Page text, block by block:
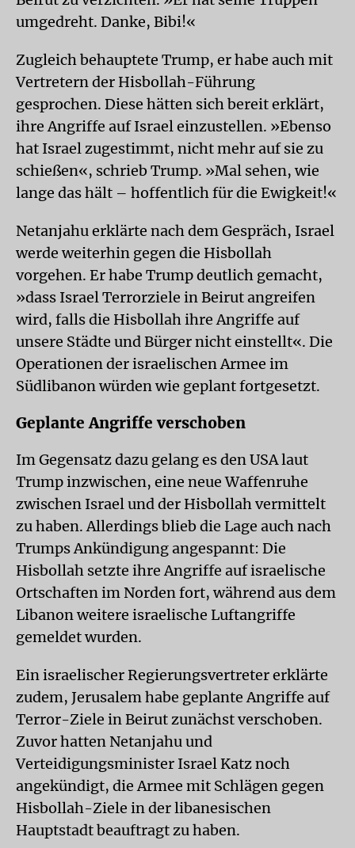
umgedreht. Danke, Bibi!«
Zugleich behauptete Trump, er habe auch mit
Vertretern der Hisbollah-Führung
gesprochen. Diese hätten sich bereit erklärt,
ihre Angriffe auf Israel einzustellen. »Ebenso
hat Israel zugestimmt, nicht mehr auf sie zu
schießen«, schrieb Trump. »Mal sehen, wie
lange das hält – hoffentlich für die Ewigkeit!«
Netanjahu erklärte nach dem Gespräch, Israel
werde weiterhin gegen die Hisbollah
vorgehen. Er habe Trump deutlich gemacht,
»dass Israel Terrorziele in Beirut angreifen
wird, falls die Hisbollah ihre Angriffe auf
unsere Städte und Bürger nicht einstellt«. Die
Operationen der israelischen Armee im
Südlibanon würden wie geplant fortgesetzt.
Geplante Angriffe verschoben
Im Gegensatz dazu gelang es den USA laut
Trump inzwischen, eine neue Waffenruhe
zwischen Israel und der Hisbollah vermittelt
zu haben. Allerdings blieb die Lage auch nach
Trumps Ankündigung angespannt: Die
Hisbollah setzte ihre Angriffe auf israelische
Ortschaften im Norden fort, während aus dem
Libanon weitere israelische Luftangriffe
gemeldet wurden.
Ein israelischer Regierungsvertreter erklärte
zudem, Jerusalem habe geplante Angriffe auf
Terror-Ziele in Beirut zunächst verschoben.
Zuvor hatten Netanjahu und
Verteidigungsminister Israel Katz noch
angekündigt, die Armee mit Schlägen gegen
Hisbollah-Ziele in der libanesischen
Hauptstadt beauftragt zu haben.